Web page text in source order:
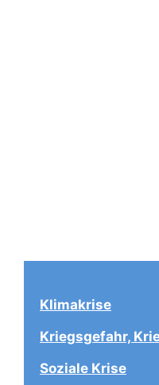
Klimakrise
Kriegsgefahr,
Soziale Krise